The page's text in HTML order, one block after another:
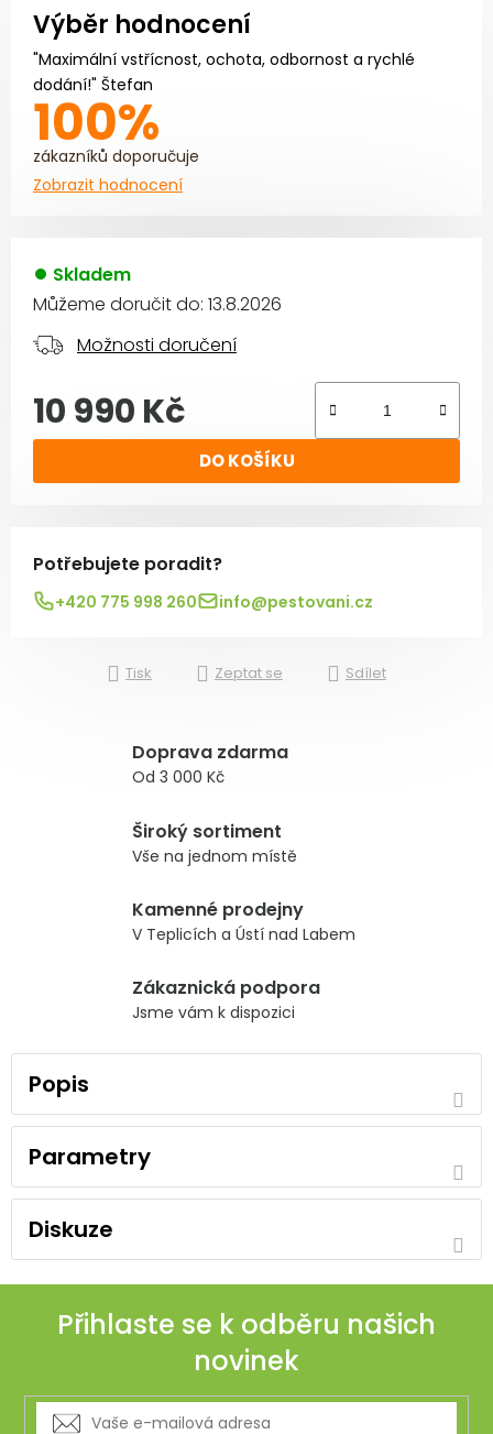
Výběr hodnocení
"Maximální vstřícnost, ochota, odbornost a rychlé
dodání!" Štefan
100%
zákazníků doporučuje
Zobrazit hodnocení
Skladem
Můžeme doručit do: 13.8.2026
Možnosti doručení
10 990 Kč
Měrná cena:
DO KOŠÍKU
Potřebujete poradit?
+420 775 998 260 info@pestovani.cz
Tisk Zeptat se Sdílet
Doprava zdarma
Od 3 000 Kč
Široký sortiment
Vše na jednom místě
Kamenné prodejny
V Teplicích a Ústí nad Labem
Zákaznická podpora
Jsme vám k dispozici
Popis
Parametry
Diskuze
Přihlaste se k odběru našich
novinek